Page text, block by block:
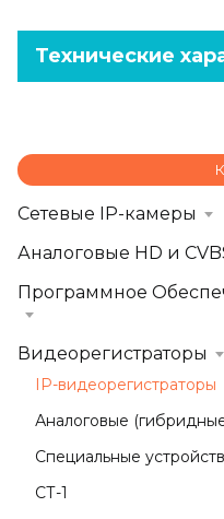
Технические
Сетевые IP-камеры
Аналоговые HD и
Программное
Видеорегистраторы
IP-видеорегистраторы
Аналоговые
Специальные
СТ-1